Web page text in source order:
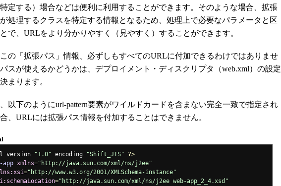
定する）場合などは便利に利用することができます。そのような場合、拡張
処理するクラスを特定する情報となるため、処理上で必要なパラメータと区
で、URLをより分かりやすく（見やすく）することができます。
の「拡張パス」情報、必ずしもすべてのURLに付加できるわけではありませ
スが使えるかどうかは、デプロイメント・ディスクリプタ（web.xml）の設定
まります。
以下のようにurl-pattern要素がワイルドカードを含まない完全一致で指定され
、URLには拡張パス情報を付加することはできません。
version="1.0" encoding="Shift_JIS"
?>
app xmlns="http://java.sun.com/xml/ns/j2ee"
="http://www.w3.org/2001/XMLSchema-instance"
="http://java.sun.com/xml/ns/j2ee web-app_2_4.xsd"